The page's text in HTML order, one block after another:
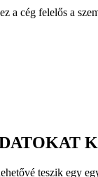
a cég felelős a
teszik egy